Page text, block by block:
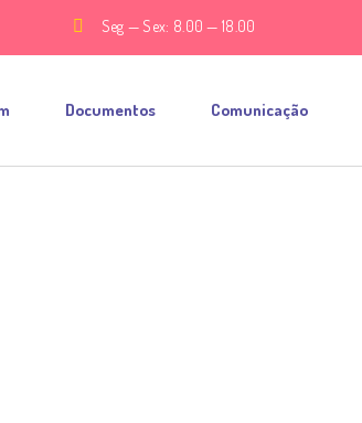
Seg — Sex: 8.00 — 18.00
Documentos Comunicação